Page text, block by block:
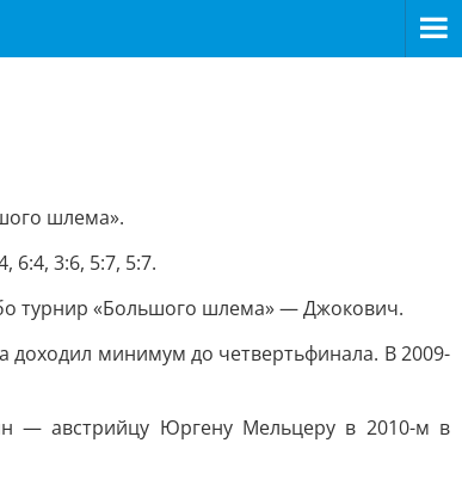
шлема».
6:4, 3:6, 5:7, 5:7.
турнир «Большого шлема» — Джокович.
доходил минимум до четвертьфинала. В 2009-
— австрийцу Юргену Мельцеру в 2010-м в